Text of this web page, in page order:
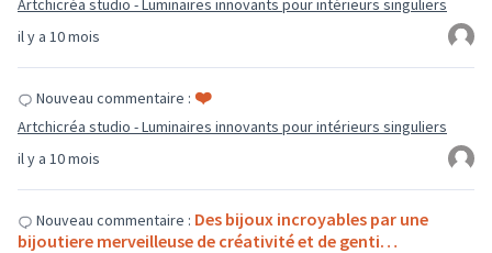
il y a 10 mois
Artchicréa studio - Luminaires innovants pour intérieurs singuliers
il y a 10 mois
Nouveau commentaire : ❤️
Artchicréa studio - Luminaires innovants pour intérieurs singuliers
Nouveau commentaire : Des bijoux incroyables par une
bijoutiere merveilleuse de créativité et de genti…